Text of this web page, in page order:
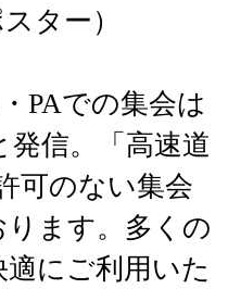
ター）
PAでの集会は
信。「高速道
可のない集会
ます。多くの
にご利用いた